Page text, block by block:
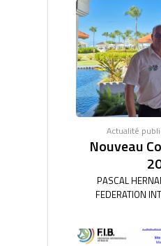
Actualité
Nouveau
PASCAL
FEDERATION